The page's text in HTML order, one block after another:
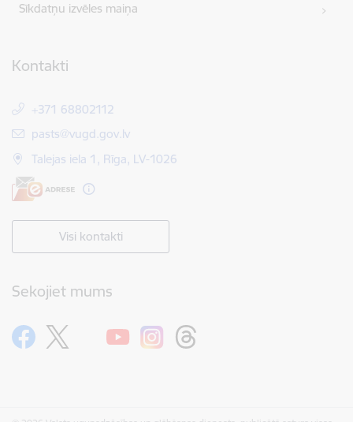
Sīkdatņu izvēles maiņa
Kontakti
+371 68802112
E-pasts:
pasts@vugd.gov.lv
Talejas iela 1, Rīga, LV-1026
Visi kontakti
Sekojiet mums